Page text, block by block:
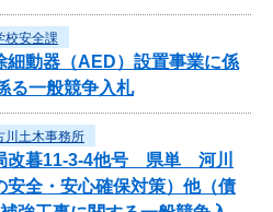
校安全課
細動器（AED）設置事業に係
る一般競争入札
川土木事務所
改暮11-3-4他号 県単 河川
安全・安心確保対策）他（債